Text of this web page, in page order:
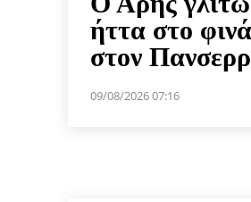
ήττα στο
στον
09/08/2026 07:16